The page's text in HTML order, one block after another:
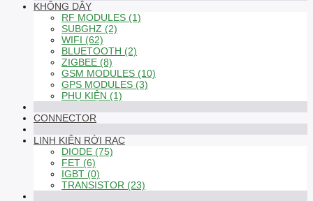
KHÔNG DÂY
RF MODULES (1)
SUBGHZ (2)
WIFI (62)
BLUETOOTH (2)
ZIGBEE (8)
GSM MODULES (10)
GPS MODULES (3)
PHỤ KIỆN (1)
CONNECTOR
LINH KIỆN RỜI RẠC
DIODE (75)
FET (6)
IGBT (0)
TRANSISTOR (23)